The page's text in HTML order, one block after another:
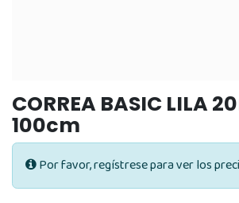
CORREA BASIC LILA
100cm
Por favor, regístrese para ver los